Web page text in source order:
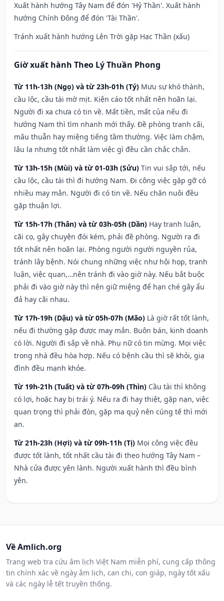
Xuất hành hướng Tây Nam để đón 'Hỷ Thần'. Xuất hành
hướng Chính Đông để đón 'Tài Thần'.
Tránh xuất hành hướng Lên Trời gặp Hạc Thần (xấu)
Giờ xuất hành Theo Lý Thuần Phong
Từ 11h-13h (Ngọ) và từ 23h-01h (Tý) Mưu sự khó thành,
cầu lộc, cầu tài mờ mịt. Kiện cáo tốt nhất nên hoãn lại.
Người đi xa chưa có tin về. Mất tiền, mất của nếu đi
hướng Nam thì tìm nhanh mới thấy. Đề phòng tranh cãi,
mâu thuẫn hay miệng tiếng tầm thường. Việc làm chậm,
lâu la nhưng tốt nhất làm việc gì đều cần chắc chắn.
Từ 13h-15h (Mùi) và từ 01-03h (Sửu) Tin vui sắp tới, nếu
cầu lộc, cầu tài thì đi hướng Nam. Đi công việc gặp gỡ có
nhiều may mắn. Người đi có tin về. Nếu chăn nuôi đều
gặp thuận lợi.
Từ 15h-17h (Thân) và từ 03h-05h (Dần) Hay tranh luận,
cãi cọ, gây chuyện đói kém, phải đề phòng. Người ra đi
tốt nhất nên hoãn lại. Phòng người người nguyền rủa,
tránh lây bệnh. Nói chung những việc như hội họp, tranh
luận, việc quan,…nên tránh đi vào giờ này. Nếu bắt buộc
phải đi vào giờ này thì nên giữ miệng để hạn ché gây ẩu
đả hay cãi nhau.
Từ 17h-19h (Dậu) và từ 05h-07h (Mão) Là giờ rất tốt lành,
nếu đi thường gặp được may mắn. Buôn bán, kinh doanh
có lời. Người đi sắp về nhà. Phụ nữ có tin mừng. Mọi việc
trong nhà đều hòa hợp. Nếu có bệnh cầu thì sẽ khỏi, gia
đình đều mạnh khỏe.
Từ 19h-21h (Tuất) và từ 07h-09h (Thìn) Cầu tài thì không
có lợi, hoặc hay bị trái ý. Nếu ra đi hay thiệt, gặp nạn, việc
quan trọng thì phải đòn, gặp ma quỷ nên cúng tế thì mới
an.
Từ 21h-23h (Hợi) và từ 09h-11h (Tị) Mọi công việc đều
được tốt lành, tốt nhất cầu tài đi theo hướng Tây Nam –
Nhà cửa được yên lành. Người xuất hành thì đều bình
yên.
Về Amlich.org
Trang web tra cứu âm lịch Việt Nam miễn phí, cung cấp thông
tin chính xác về ngày âm lịch, can chi, con giáp, ngày tốt xấu
và các ngày lễ tết truyền thống.